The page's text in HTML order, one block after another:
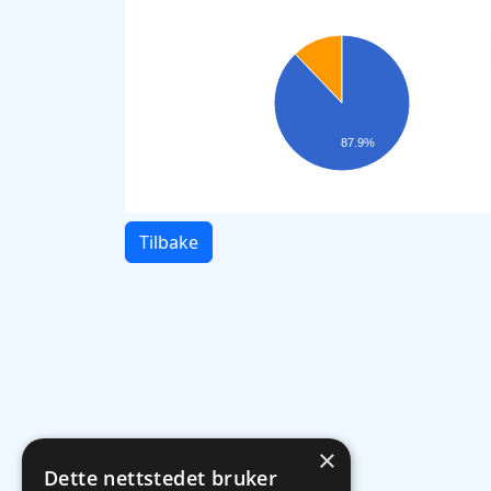
87.9%
Tilbake
×
Dette nettstedet bruker